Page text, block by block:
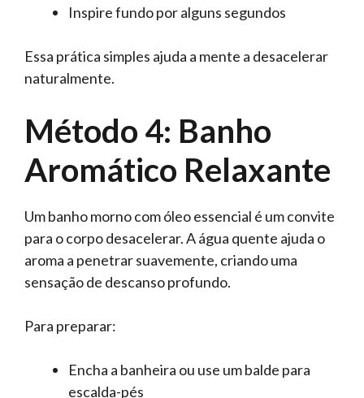
Inspire fundo por alguns segundos
Essa prática simples ajuda a mente a desacelerar
naturalmente.
Método 4: Banho
Aromático Relaxante
Um banho morno com óleo essencial é um convite
para o corpo desacelerar. A água quente ajuda o
aroma a penetrar suavemente, criando uma
sensação de descanso profundo.
Para preparar:
Encha a banheira ou use um balde para
escalda-pés